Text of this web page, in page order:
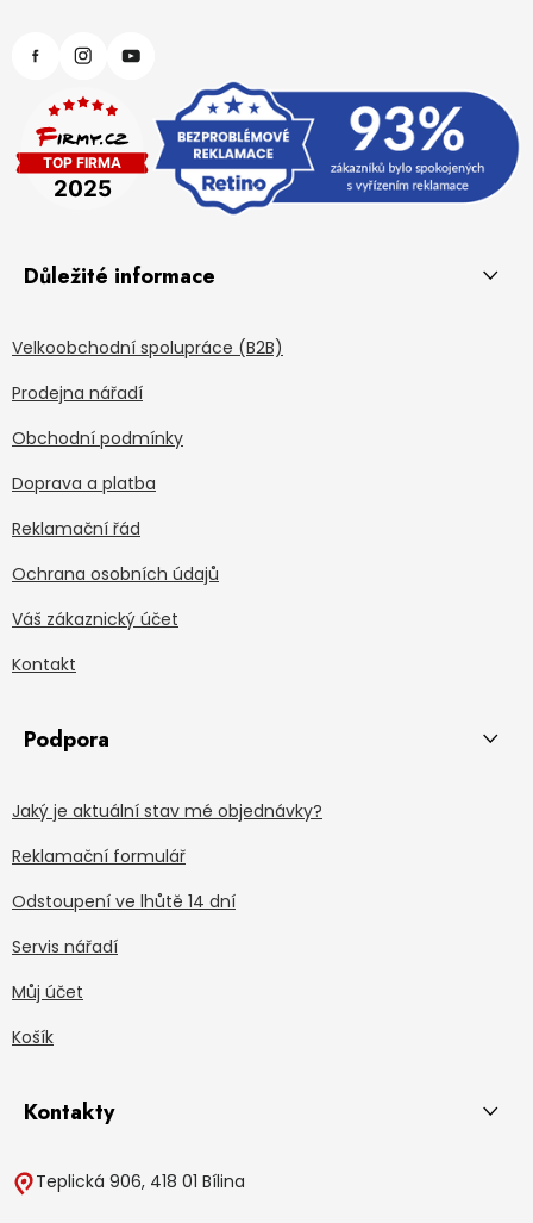
Důležité informace
Velkoobchodní spolupráce (B2B)
Prodejna nářadí
Obchodní podmínky
Doprava a platba
Reklamační řád
Ochrana osobních údajů
Váš zákaznický účet
Kontakt
Podpora
Jaký je aktuální stav mé objednávky?
Reklamační formulář
Odstoupení ve lhůtě 14 dní
Servis nářadí
Můj účet
Košík
Kontakty
Teplická 906, 418 01 Bílina